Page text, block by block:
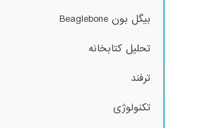
بیگل بون Beaglebone
تحلیل کتابخانه
ترفند
تکنولوژی